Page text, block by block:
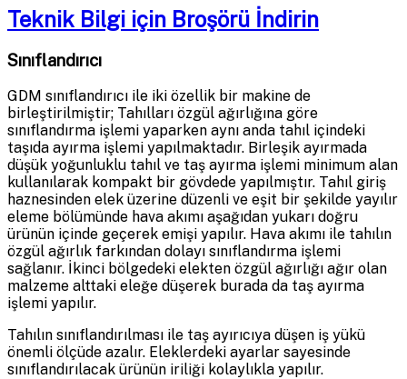
Teknik Bilgi için Broşörü İndirin
Sınıflandırıcı
GDM sınıflandırıcı ile iki özellik bir makine de
birleştirilmiştir; Tahılları özgül ağırlığına göre
sınıflandırma işlemi yaparken aynı anda tahıl içindeki
taşıda ayırma işlemi yapılmaktadır. Birleşik ayırmada
düşük yoğunluklu tahıl ve taş ayırma işlemi minimum alan
kullanılarak kompakt bir gövdede yapılmıştır. Tahıl giriş
haznesinden elek üzerine düzenli ve eşit bir şekilde yayılır
eleme bölümünde hava akımı aşağıdan yukarı doğru
ürünün içinde geçerek emişi yapılır. Hava akımı ile tahılın
özgül ağırlık farkından dolayı sınıflandırma işlemi
sağlanır. İkinci bölgedeki elekten özgül ağırlığı ağır olan
malzeme alttaki eleğe düşerek burada da taş ayırma
işlemi yapılır.
Tahılın sınıflandırılması ile taş ayırıcıya düşen iş yükü
önemli ölçüde azalır. Eleklerdeki ayarlar sayesinde
sınıflandırılacak ürünün iriliği kolaylıkla yapılır.